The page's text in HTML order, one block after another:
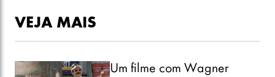
VEJA MAIS
Um filme com Wagner